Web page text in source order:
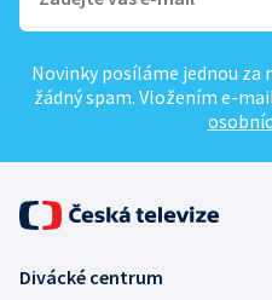
Novinky posíláme jednou za
žádný spam. Vložením e-